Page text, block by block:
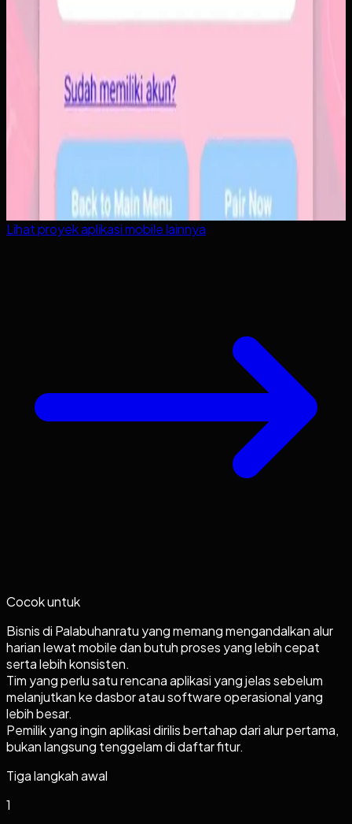
Lihat proyekaplikasi mobilelainnya
Cocok untuk
Bisnis di Palabuhanratu yang memang mengandalkan alur
harian lewat mobile dan butuh proses yang lebih cepat
serta lebih konsisten.
Tim yang perlu satu rencana aplikasi yang jelas sebelum
melanjutkan ke dasbor atau software operasional yang
lebih besar.
Pemilik yang ingin aplikasi dirilis bertahap dari alur pertama,
bukan langsung tenggelam di daftar fitur.
Tiga langkah awal
1